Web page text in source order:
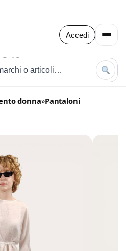
Accedi
donna»Pantaloni